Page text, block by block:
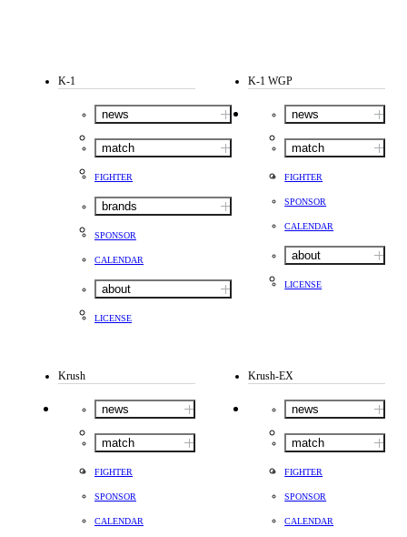
K-1
news
match
FIGHTER
brands
SPONSOR
CALENDAR
about
LICENSE
K-1 WGP
news
match
FIGHTER
SPONSOR
CALENDAR
about
LICENSE
Krush
news
match
FIGHTER
SPONSOR
CALENDAR
Krush-EX
news
match
FIGHTER
SPONSOR
CALENDAR